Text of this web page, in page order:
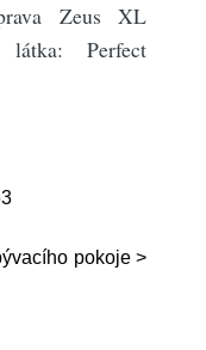
Zeus XL
látka: Perfect
pokoje >